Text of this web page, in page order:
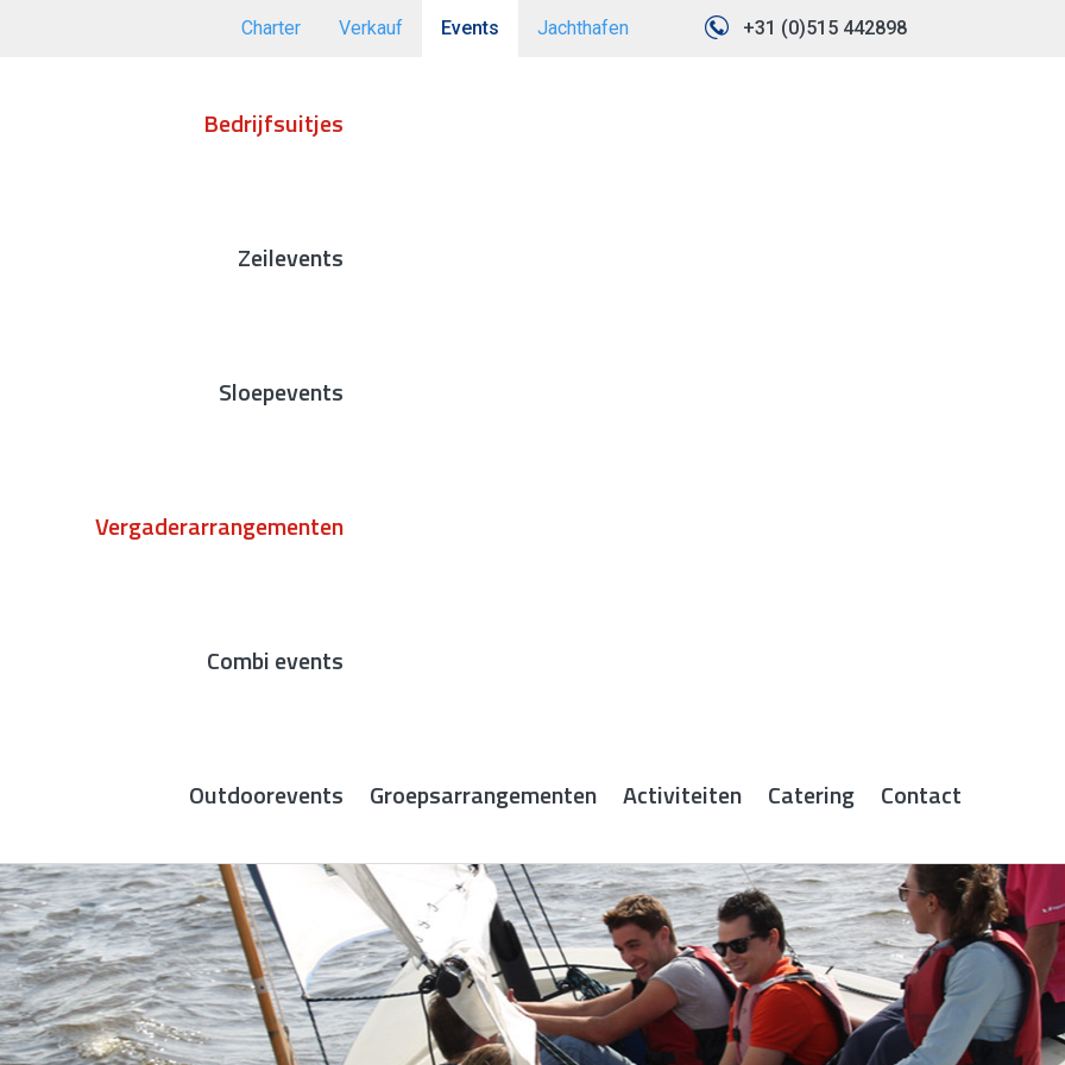
+31 (0)515 442898
Charter Verkauf Events Jachthafen
Bedrijfsuitjes
Zeilevents
Sloepevents
Vergaderarrangementen
Combi events
Outdoorevents Groepsarrangementen Activiteiten Catering Contact